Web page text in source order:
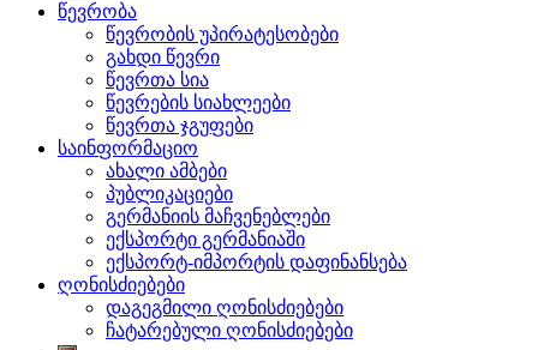
წევრობა
წევრობის უპირატესობები
გახდი წევრი
წევრთა სია
წევრების სიახლეები
წევრთა ჯგუფები
საინფორმაციო
ახალი ამბები
პუბლიკაციები
გერმანიის მაჩვენებლები
ექსპორტი გერმანიაში
ექსპორტ-იმპორტის დაფინანსება
ღონისძიებები
დაგეგმილი ღონისძიებები
ჩატარებული ღონისძიებები